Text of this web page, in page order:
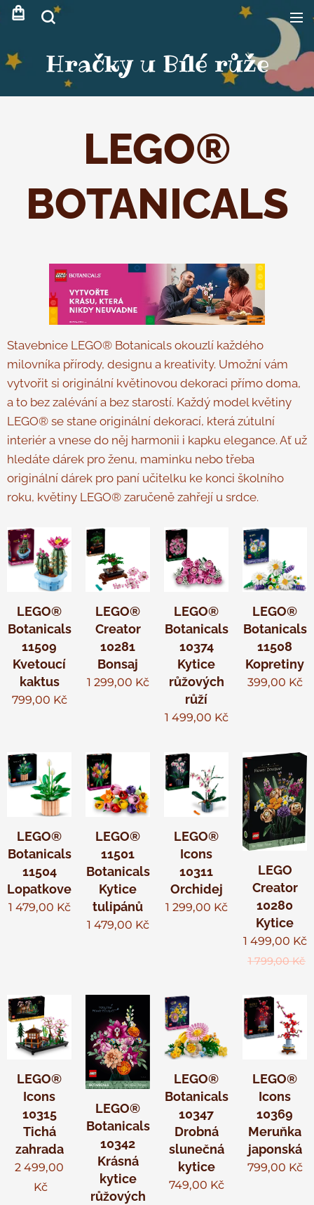
Hračky u Bílé růže
LEGO®
BOTANICALS
Stavebnice LEGO® Botanicals okouzlí každého
milovníka přírody, designu a kreativity. Umožní vám
vytvořit si originální květinovou dekoraci přímo doma,
a to bez zalévání a bez starostí. Každý model květiny
LEGO® se stane originální dekorací, která zútulní
interiér a vnese do něj harmonii i kapku elegance. Ať už
hledáte dárek pro ženu, maminku nebo třeba
originální dárek pro paní učitelku ke konci školního
roku, květiny LEGO® zaručeně zahřejí u srdce.
LEGO®
Botanicals
11509
Kvetoucí
kaktus
799,00 Kč
LEGO®
Creator
10281
Bonsaj
1 299,00 Kč
LEGO®
Botanicals
10374
Kytice
růžových
růží
1 499,00 Kč
LEGO®
Botanicals
11508
Kopretiny
399,00 Kč
LEGO®
Botanicals
11504
Lopatkovec
1 479,00 Kč
LEGO®
11501
Botanicals
Kytice
tulipánů
1 479,00 Kč
LEGO®
Icons
10311
Orchidej
1 299,00 Kč
LEGO
Creator
10280
Kytice
1 499,00 Kč
1 799,00Kč
LEGO®
Icons
10315
Tichá
zahrada
2 499,00
Kč
LEGO®
Botanicals
10342
Krásná
kytice
růžových
LEGO®
Botanicals
10347
Drobná
slunečná
kytice
749,00 Kč
LEGO®
Icons
10369
Meruňka
japonská
799,00 Kč